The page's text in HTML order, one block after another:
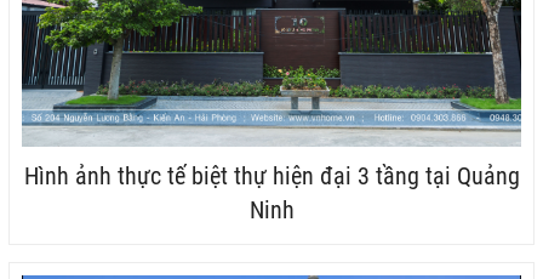
Hình ảnh thực tế biệt thự hiện đại 3 tầng tại Quảng
Ninh